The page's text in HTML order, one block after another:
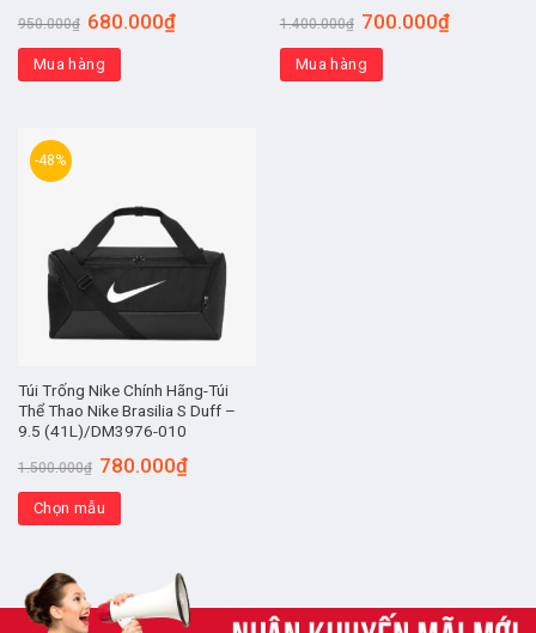
950.000₫ 680.000₫
Mua hàng
1.400.000₫ 700.000₫
Mua hàng
-48%
Túi Trống Nike Chính Hãng-Túi
Thể Thao Nike Brasilia S Duff –
9.5 (41L)/DM3976-010
1.500.000₫ 780.000₫
Chọn mẫu